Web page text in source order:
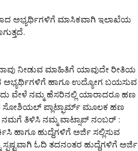
ಅಭ್ಯರ್ಥಿಗಳಿಗೆ ಮಾಸಿಕವಾಗಿ ಇಲಾಖೆಯ
ನೀಡುವ ಮಾಹಿತಿಗೆ ಯಾವುದೇ ರೀತಿಯ
ಅಭ್ಯರ್ಥಿಗಳಿಗೆ ಹಾಗೂ ಉದ್ಯೋಗ ಬಯಸುವ
ವೇಳೆ ನಮ್ಮ ಹೆಸರಿನಲ್ಲಿ ಯಾರಾದರೂ ಹಣ
ಸೋಶಿಯಲ್ ಪ್ಲಾಟ್ಫಾರ್ಮ್ ಮೂಲಕ ಹಣ
ತಿಳಿಸಿ ನಮ್ಮ ವಾಟ್ಸಾಪ್ ನಂಬರ್ :
ಹಾಗೂ ಹುದ್ದೆಗಳಿಗೆ ಅರ್ಜಿ ಸಲ್ಲಿಸುವ
ಓದಿ ತದನಂತರ ಹುದ್ದೆಗಳಿಗೆ ಅರ್ಜಿ